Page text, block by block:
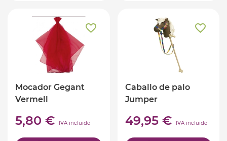
Mocador Gegant
Vermell
5,80 € IVA incluido
Caballo de palo
Jumper
49,95 € IVA incluido